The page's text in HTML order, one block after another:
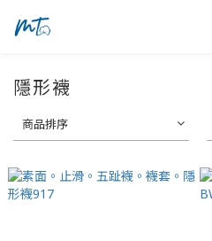
隱形襪
商品排序